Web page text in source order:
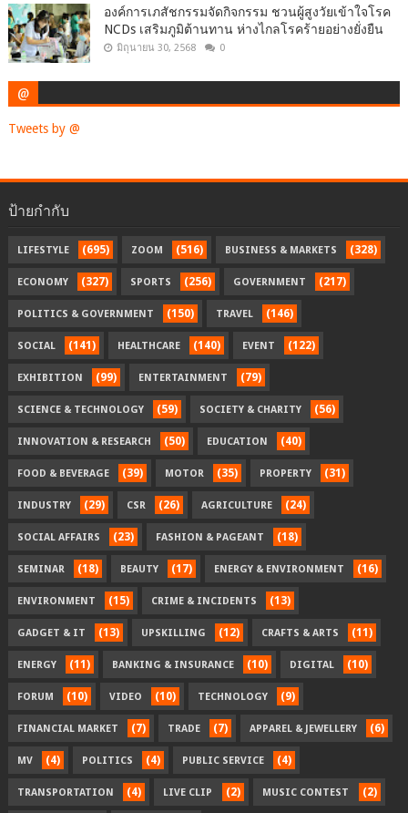
องค์การเภสัชกรรมจัดกิจกรรม ชวนผู้สูงวัยเข้าใจโรค
NCDs เสริมภูมิต้านทาน ห่างไกลโรคร้ายอย่างยั่งยืน
มิถุนายน 30, 2568 0
@
Tweets by @
ป้ายกำกับ
LIFESTYLE (695) ZOOM (516) BUSINESS & MARKETS (328)
ECONOMY (327) SPORTS (256) GOVERNMENT (217)
POLITICS & GOVERNMENT (150) TRAVEL (146)
SOCIAL (141) HEALTHCARE (140) EVENT (122)
EXHIBITION (99) ENTERTAINMENT (79)
SCIENCE & TECHNOLOGY (59) SOCIETY & CHARITY (56)
INNOVATION & RESEARCH (50) EDUCATION (40)
FOOD & BEVERAGE (39) MOTOR (35) PROPERTY (31)
INDUSTRY (29) CSR (26) AGRICULTURE (24)
SOCIAL AFFAIRS (23) FASHION & PAGEANT (18)
SEMINAR (18) BEAUTY (17) ENERGY & ENVIRONMENT (16)
ENVIRONMENT (15) CRIME & INCIDENTS (13)
GADGET & IT (13) UPSKILLING (12) CRAFTS & ARTS (11)
ENERGY (11) BANKING & INSURANCE (10) DIGITAL (10)
FORUM (10) VIDEO (10) TECHNOLOGY (9)
FINANCIAL MARKET (7) TRADE (7) APPAREL & JEWELLERY (6)
MV (4) POLITICS (4) PUBLIC SERVICE (4)
TRANSPORTATION (4) LIVE CLIP (2) MUSIC CONTEST (2)